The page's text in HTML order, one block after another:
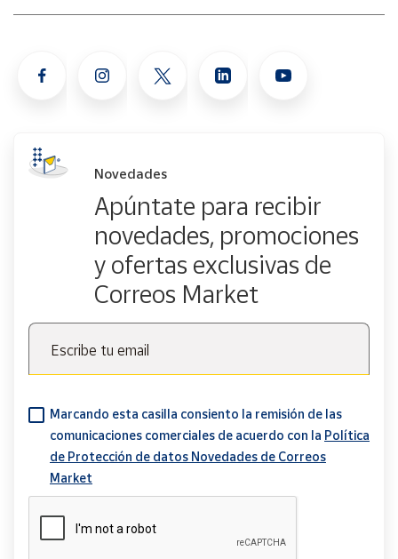
Novedades
Apúntate para recibir
novedades, promociones
y ofertas exclusivas de
Correos Market
Escribe tu email
Marcando esta casilla consiento la remisión de las
comunicaciones comerciales de acuerdo con la Política
de Protección de datos Novedades de Correos
Market